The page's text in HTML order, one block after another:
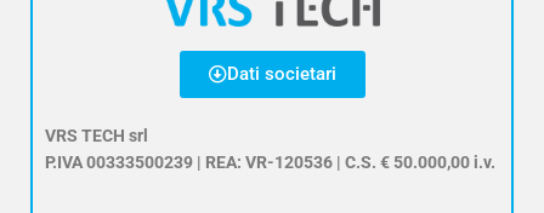
Dati societari
VRS TECH srl
P.IVA 00333500239 | REA: VR-120536 | C.S. € 50.000,00 i.v.